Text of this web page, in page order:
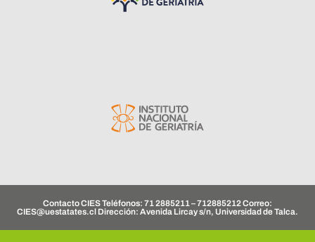
Contacto CIES Teléfonos: 71 2885211 – 712885212 Correo:
CIES@uestatates.cl Dirección: Avenida Lircay s/n, Universidad de Talca.